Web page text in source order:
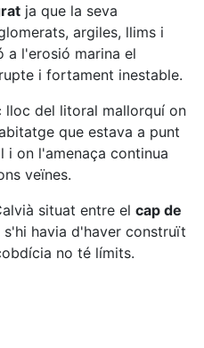
ja que la seva
argiles, llims i
a l'erosió marina el
i fortament inestable.
lloc del litoral mallorquí on
que estava a punt
i on l'amenaça continua
veïnes.
situat entre el cap de
s'hi havia d'haver construït
no té límits.